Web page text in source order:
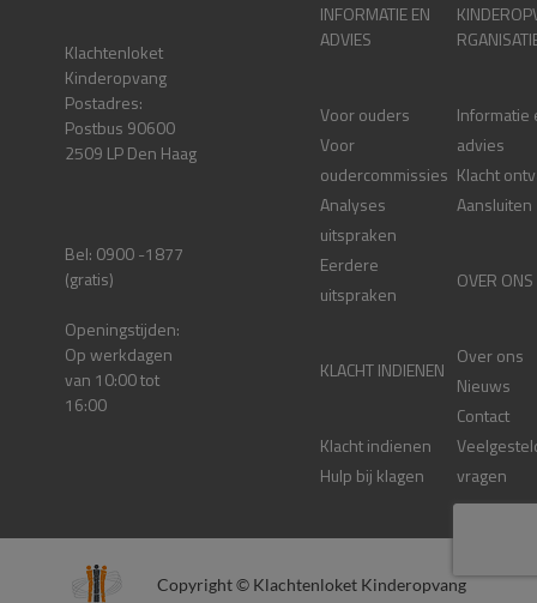
Klachtenloket
Kinderopvang
Postadres:
Postbus 90600
2509 LP Den Haag
Bel: 0900 -1877
(gratis)
Openingstijden:
Op werkdagen
van 10:00 tot
16:00
INFORMATIE EN
ADVIES
Voor ouders
Voor
oudercommissies
Analyses
uitspraken
Eerdere
uitspraken
KLACHT INDIENEN
Klacht indienen
Hulp bij klagen
Informatie
advies
Klacht
Aansluiten
OVER ONS
Over ons
Nieuws
Contact
vragen
Copyright © Klachtenloket Kinderopvang